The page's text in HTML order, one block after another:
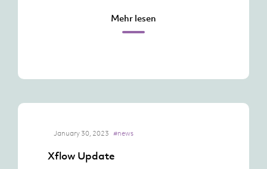
Mehr lesen
January 30, 2023 #news
Xflow Update